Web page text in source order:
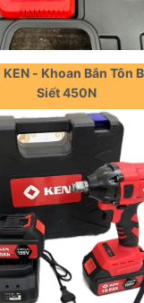
- Khoan Bắn Tôn
Siết 450N